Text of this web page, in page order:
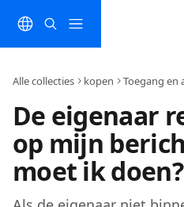
Alle collecties kopen Toegang en
De eigenaar
op mijn
moet ik doen?